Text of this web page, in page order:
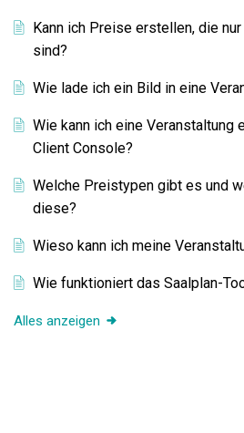
Kann ich Preise erstellen, die
sind?
Wie lade ich ein Bild in eine
Wie kann ich eine Veranstaltung
Client Console?
Welche Preistypen gibt es und
diese?
Wieso kann ich meine
Wie funktioniert das Saalplan-
Alles anzeigen